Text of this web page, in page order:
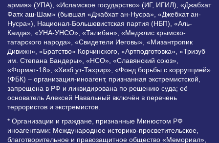
армия» (УПА), «Исламское государство» (ИГ, ИГИЛ), «Джабхат
Фатх аш-Шам» (бывшая «Джабхат ан-Нусра», «Джебхат ан-
Нусра»), Национал-Большевистская партия (НБП), «Аль-
Каида», «УНА-УНСО», «Талибан», «Меджлис крымско-
татарского народа», «Свидетели Иеговы», «Мизантропик
Дивижн», «Братство» Корчинского, «Артподготовка», «Тризуб
им. Степана Бандеры», «НСО», «Славянский союз»,
«Формат-18», «Хизб ут-Тахрир», «Фонд борьбы с коррупцией»
(ФБК) – организация-иноагент, признанная экстремистской,
запрещена в РФ и ликвидирована по решению суда; её
основатель Алексей Навальный включён в перечень
террористов и экстремистов.
* Организации и граждане, признанные Минюстом РФ
иноагентами: Международное историко-просветительское,
благотворительное и правозащитное общество «Мемориал»,